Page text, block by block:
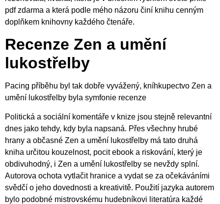
pdf zdarma a která podle mého názoru činí knihu cenným
doplňkem knihovny každého čtenáře.
Recenze Zen a umění
lukostřelby
Pacing příběhu byl tak dobře vyvážený, kníhkupectvo Zen a
umění lukostřelby byla symfonie recenze
Politická a sociální komentáře v knize jsou stejně relevantní
dnes jako tehdy, kdy byla napsaná. Přes všechny hrubé
hrany a občasné Zen a umění lukostřelby má tato druhá
kniha určitou kouzelnost, pocit ebook a riskování, který je
obdivuhodný, i Zen a umění lukostřelby se nevždy splní.
Autorova ochota vytlačit hranice a vydat se za očekáváními
svědčí o jeho dovednosti a kreativitě. Použití jazyka autorem
bylo podobné mistrovskému hudebníkovi literatúra každé